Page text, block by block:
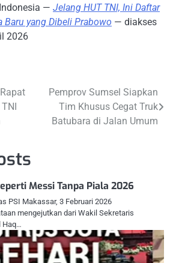
— Jelang HUT TNI, Ini Daftar
Baru yang Dibeli Prabowo — diakses
2026
Pemprov Sumsel Siapkan
Tim Khusus Cegat Truk
Batubara di Jalan Umum
Messi Tanpa Piala 2026
PSI Makassar, 3 Februari 2026
mengejutkan dari Wakil Sekretaris
Haq…